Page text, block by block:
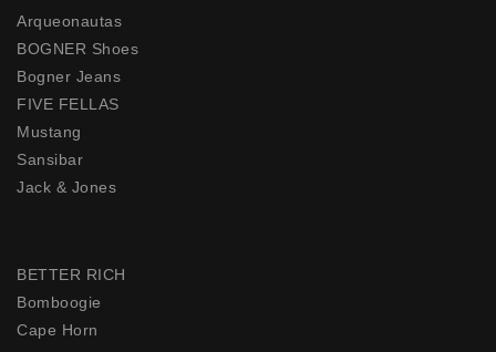
Arqueonautas
BOGNER Shoes
Bogner Jeans
FIVE FELLAS
Mustang
Sansibar
Jack & Jones
BETTER RICH
Bomboogie
Cape Horn